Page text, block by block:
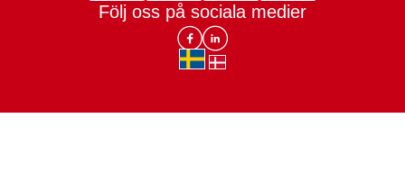
Följ oss på sociala medier
Lomax DK Facebook
Lomax SE LinkIn
sv-SEda-DK